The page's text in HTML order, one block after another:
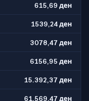
615,69 ден
1539,24 ден
3078,47 ден
6156,95 ден
15.392,37 ден
61.569,47 ден